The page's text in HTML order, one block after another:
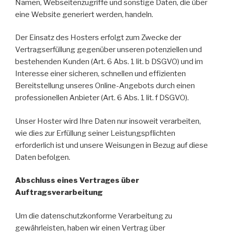
Namen, Webseitenzugriffe und sonstige Daten, die über
eine Website generiert werden, handeln.
Der Einsatz des Hosters erfolgt zum Zwecke der
Vertragserfüllung gegenüber unseren potenziellen und
bestehenden Kunden (Art. 6 Abs. 1 lit. b DSGVO) und im
Interesse einer sicheren, schnellen und effizienten
Bereitstellung unseres Online-Angebots durch einen
professionellen Anbieter (Art. 6 Abs. 1 lit. f DSGVO).
Unser Hoster wird Ihre Daten nur insoweit verarbeiten,
wie dies zur Erfüllung seiner Leistungspflichten
erforderlich ist und unsere Weisungen in Bezug auf diese
Daten befolgen.
Abschluss eines Vertrages über
Auftragsverarbeitung
Um die datenschutzkonforme Verarbeitung zu
gewährleisten, haben wir einen Vertrag über